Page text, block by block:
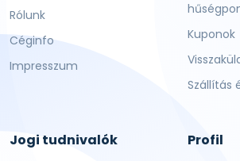
Rólunk
Céginfo
Impresszum
Kuponok
Szállítás
Jogi tudnivalók Profil